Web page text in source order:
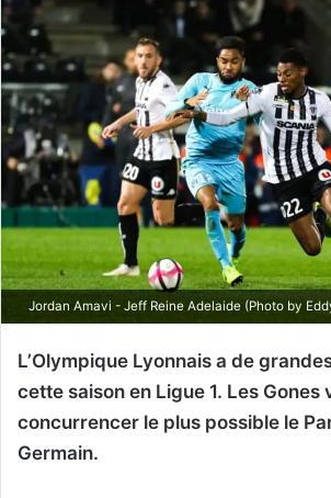
Jordan Amavi - Jeff Reine Adelaide (Photo by
L’Olympique Lyonnais a de
cette saison en Ligue 1. Les Gones
concurrencer le plus possible le
Germain.